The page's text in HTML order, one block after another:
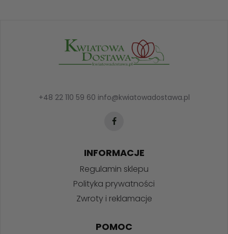
+48 22 110 59 60 info@kwiatowadostawa.pl
INFORMACJE
Regulamin sklepu
Polityka prywatności
Zwroty i reklamacje
POMOC